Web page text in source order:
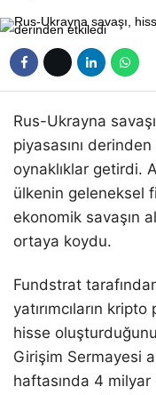
Rus-Ukrayna
piyasasını
oynaklıklar getirdi.
ülkenin geleneksel
ekonomik savaşın
ortaya koydu.
Fundstrat
yatırımcıların
hisse
Girişim Sermayesi
haftasında 4 milyar